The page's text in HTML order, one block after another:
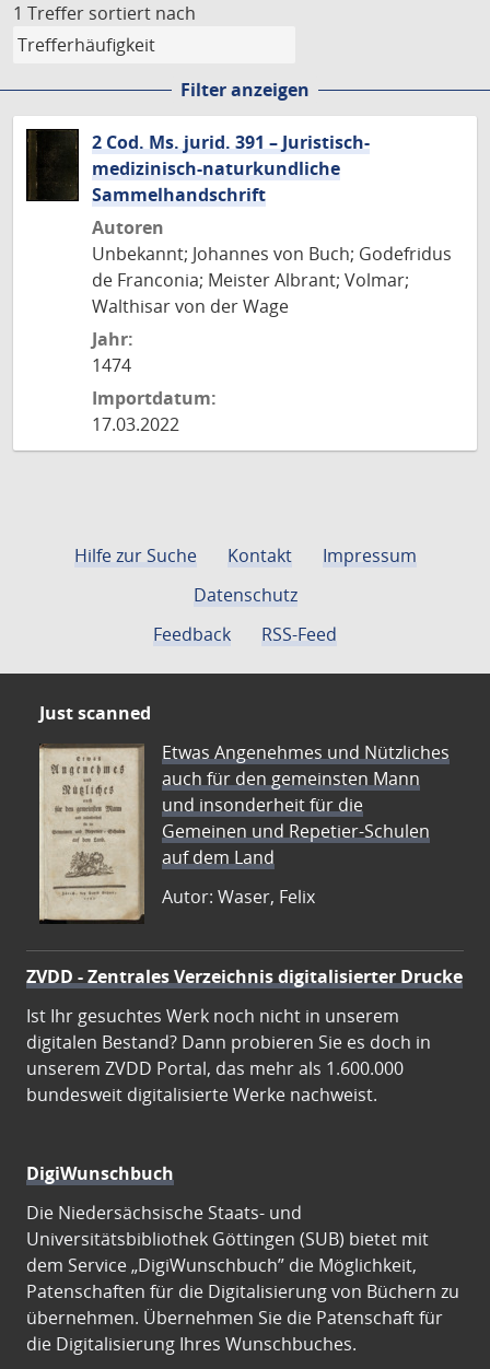
1 Treffer sortiert nach
Filter anzeigen
2 Cod. Ms. jurid. 391 – Juristisch-
medizinisch-naturkundliche
Sammelhandschrift
Autoren
Unbekannt; Johannes von Buch; Godefridus
de Franconia; Meister Albrant; Volmar;
Walthisar von der Wage
Jahr:
1474
Importdatum:
17.03.2022
Hilfe zur Suche Kontakt
Impressum
Datenschutz
Feedback
RSS-Feed
Just scanned
Etwas Angenehmes und Nützliches
auch für den gemeinsten Mann
und insonderheit für die
Gemeinen und Repetier-Schulen
auf dem Land
Autor: Waser, Felix
ZVDD - Zentrales Verzeichnis digitalisierter Drucke
Ist Ihr gesuchtes Werk noch nicht in unserem
digitalen Bestand? Dann probieren Sie es doch in
unserem ZVDD Portal, das mehr als 1.600.000
bundesweit digitalisierte Werke nachweist.
DigiWunschbuch
Die Niedersächsische Staats- und
Universitätsbibliothek Göttingen (SUB) bietet mit
dem Service „DigiWunschbuch” die Möglichkeit,
Patenschaften für die Digitalisierung von Büchern zu
übernehmen. Übernehmen Sie die Patenschaft für
die Digitalisierung Ihres Wunschbuches.